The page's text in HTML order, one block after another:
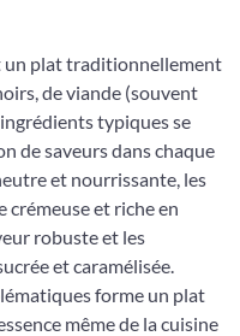
un plat traditionnellement
de viande (souvent
typiques se
de saveurs dans chaque
et nourrissante, les
et riche en
robuste et les
et caramélisée.
forme un plat
même de la cuisine